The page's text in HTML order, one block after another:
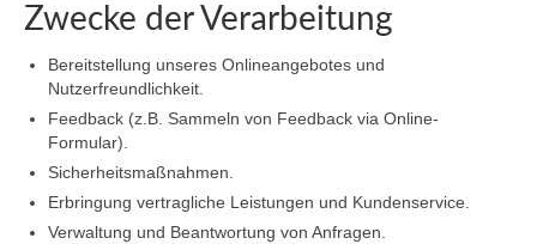
Zwecke der Verarbeitung
Bereitstellung unseres Onlineangebotes und
Nutzerfreundlichkeit.
Feedback (z.B. Sammeln von Feedback via Online-
Formular).
Sicherheitsmaßnahmen.
Erbringung vertragliche Leistungen und Kundenservice.
Verwaltung und Beantwortung von Anfragen.